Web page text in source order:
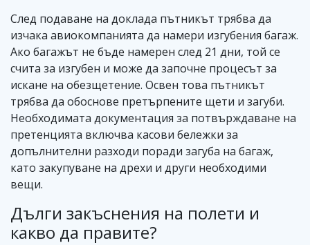
След подаване на доклада пътникът трябва да
изчака авиокомпанията да намери изгубения багаж.
Ако багажът не бъде намерен след 21 дни, той се
счита за изгубен и може да започне процесът за
искане на обезщетение. Освен това пътникът
трябва да обоснове претърпените щети и загуби.
Необходимата документация за потвърждаване на
претенцията включва касови бележки за
допълнителни разходи поради загуба на багаж,
като закупуване на дрехи и други необходими
вещи.
Дълги закъснения на полети и
какво да правите?